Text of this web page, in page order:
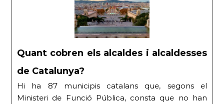
Quant cobren els alcaldes i alcaldesses
de Catalunya?
Hi ha 87 municipis catalans que, segons el
Ministeri de Funció Pública, consta que no han